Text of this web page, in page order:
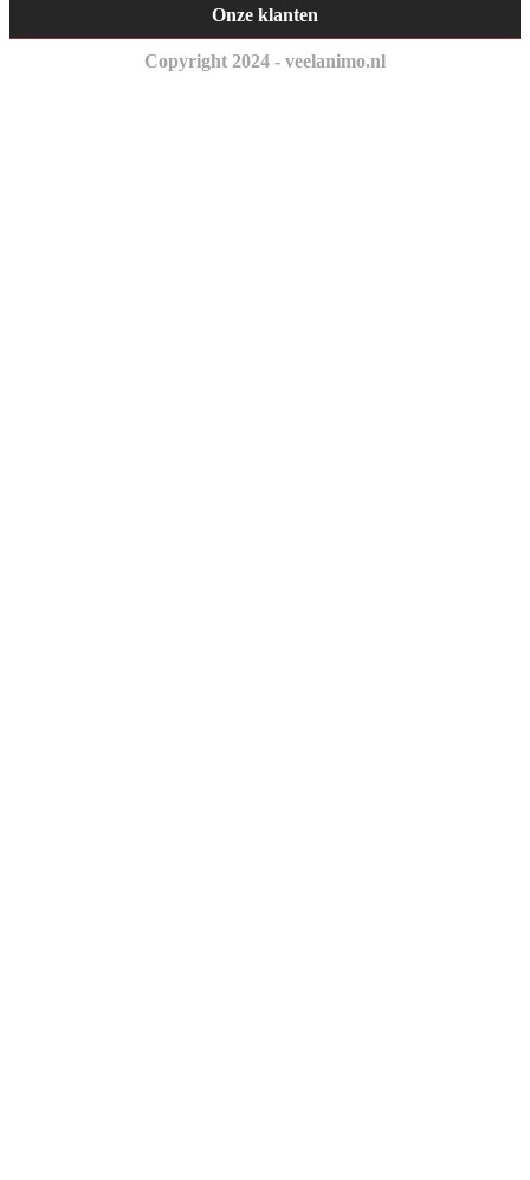
Onze klanten
Copyright 2024 - veelanimo.nl